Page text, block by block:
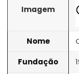
Imagem
Nome
Fundação